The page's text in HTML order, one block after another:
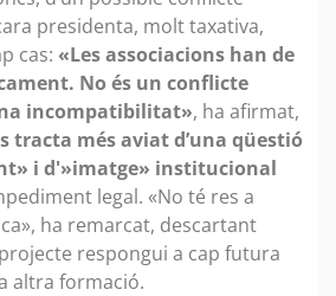
presidenta, molt taxativa,
cas: «Les associacions han de
No és un conflicte
incompatibilitat», ha afirmat,
tracta més aviat d’una qüestió
i d'»imatge» institucional
legal. «No té res a
ha remarcat, descartant
respongui a cap futura
altra formació.